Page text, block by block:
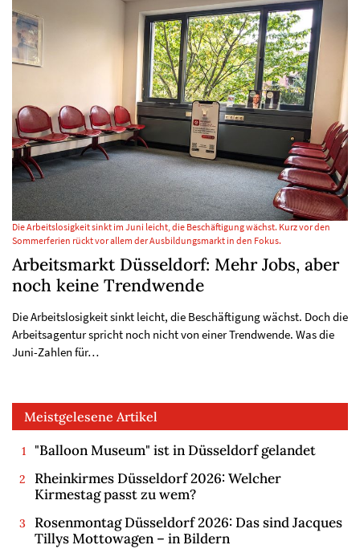
Die Arbeitslosigkeit sinkt im Juni leicht, die Beschäftigung wächst. Kurz vor den
Sommerferien rückt vor allem der Ausbildungsmarkt in den Fokus.
Arbeitsmarkt Düsseldorf: Mehr Jobs, aber
noch keine Trendwende
Die Arbeitslosigkeit sinkt leicht, die Beschäftigung wächst. Doch die
Arbeitsagentur spricht noch nicht von einer Trendwende. Was die
Juni-Zahlen für…
Meistgelesene Artikel
"Balloon Museum" ist in Düsseldorf gelandet
Rheinkirmes Düsseldorf 2026: Welcher
Kirmestag passt zu wem?
Rosenmontag Düsseldorf 2026: Das sind Jacques
Tillys Mottowagen – in Bildern